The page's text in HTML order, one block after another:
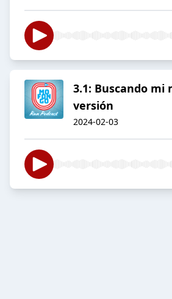
3.1: Buscando mi
versión
2024-02-03